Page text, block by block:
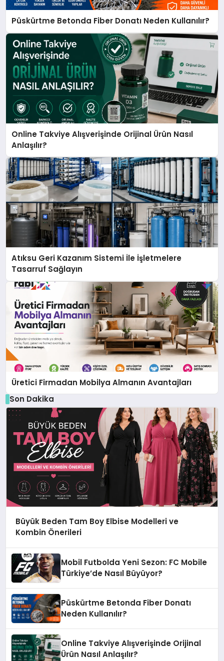
Püskürtme Betonda Fiber Donatı Neden Kullanılır?
Online Takviye Alışverişinde Orijinal Ürün Nasıl
Anlaşılır?
Atıksu Geri Kazanım Sistemi İle İşletmelere
Tasarruf Sağlayın
Üretici Firmadan Mobilya Almanın Avantajları
Son Dakika
Büyük Beden Tam Boy Elbise Modelleri ve
Kombin Önerileri
Mobil Futbolda Yeni Sezon: FC Mobile
Türkiye’de Nasıl Büyüyor?
Püskürtme Betonda Fiber Donatı
Neden Kullanılır?
Online Takviye Alışverişinde Orijinal
Ürün Nasıl Anlaşılır?